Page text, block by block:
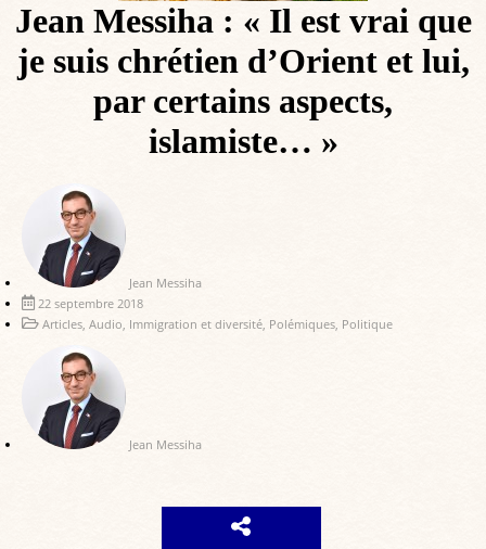
Jean Messiha : « Il est vrai que
je suis chrétien d’Orient et lui,
par certains aspects,
islamiste… »
Jean Messiha
22 septembre 2018
Articles, Audio, Immigration et diversité, Polémiques, Politique
Jean Messiha